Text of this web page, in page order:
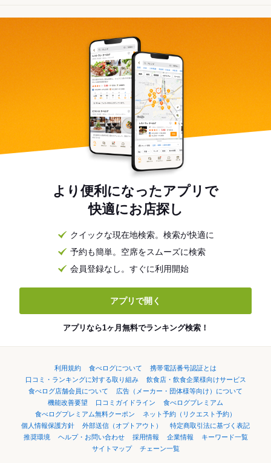
より便利になったアプリで
快適にお店探し
クイックな現在地検索。検索が快適に
予約も簡単。空席をスムーズに検索
会員登録なし。すぐに利用開始
アプリで開く
アプリなら1ヶ月無料でランキング検索！
利用規約 食べログについて
携帯電話番号認証とは
口コミ・ランキングに対する取り組み
飲食店・飲食企業様向けサービス
食べログ店舗会員について
広告（メーカー・団体様等向け）について
機能改善要望
口コミガイドライン
食べログプレミアム
食べログプレミアム無料クーポン
ネット予約（リクエスト予約）
個人情報保護方針
外部送信（オプトアウト）
特定商取引法に基づく表記
推奨環境
ヘルプ・お問い合わせ 採用情報 企業情報
キーワード一覧
サイトマップ
チェーン一覧